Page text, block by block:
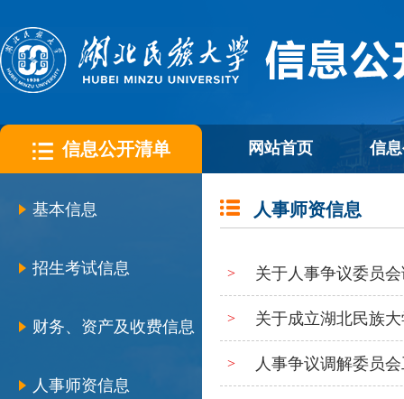
信息公开清单 网站首页 信
基本信息
招生考试信息
财务、资产及收费信息
人事师资信息
人事师资信息
> 关于人事争议委员
> 关于成立湖北民族
> 人事争议调解委员